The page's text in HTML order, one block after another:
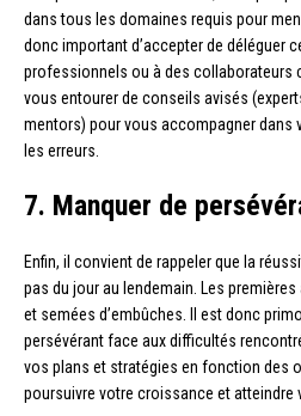
dans tous les domaines requis pour
donc important d’accepter de déléguer
professionnels ou à des collaborateurs
vous entourer de conseils avisés
mentors) pour vous accompagner dans
les erreurs.
7. Manquer de
Enfin, il convient de rappeler que la
pas du jour au lendemain. Les
et semées d’embûches. Il est donc
persévérant face aux difficultés
vos plans et stratégies en fonction des
poursuivre votre croissance et atteindre